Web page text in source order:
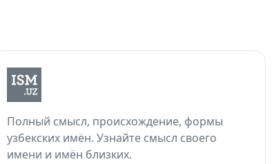
Полный смысл, происхождение, формы
узбекских имён. Узнайте смысл своего
имени и имён близких.